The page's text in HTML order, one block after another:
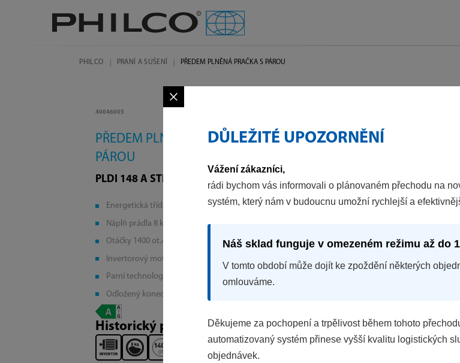
PHILCO PRANÍ A SUŠENÍ PŘEDEM PLNĚNÁ PRAČKA S PÁROU
40046005
PŘEDEM PLNĚNÁ PRAČKA S
PÁROU
PLDI 148 A STEAM
Energetická třída A
Náplň prádla 8 kg
Otáčky 1400 ot./min.
Invertorový motor
Parní technologie Steam
Odložený konec
Historický produkt
×
DŮLEŽITÉ UPOZORNĚNÍ
Vážení zákazníci,
rádi bychom vás informovali o plánovaném přechodu na
systém, který nám v budoucnu umožní rychlejší a
Náš sklad funguje v omezeném režimu až do
V tomto období může dojít ke zpoždění některých
omlouváme.
Děkujeme za pochopení a trpělivost během tohoto
automatizovaný systém přinese vyšší kvalitu logistických
objednávek.